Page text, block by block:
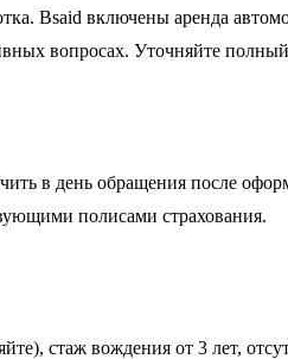
Вsaid включены аренда
вопросах. Уточняйте полный
в день обращения после
полисами страхования.
стаж вождения от 3 лет,